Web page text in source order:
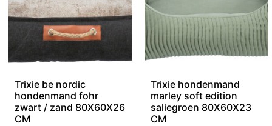
Trixie be nordic
hondenmand fohr
zwart / zand 80X60X26
CM
Trixie hondenmand
marley soft edition
saliegroen 80X60X23
CM